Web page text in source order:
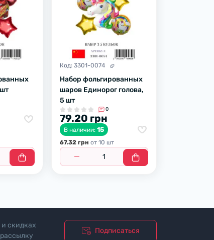
Код: 3301-0074
Набор фольгированных
шаров Единорог голова,
5 шт
0
79.20 грн
В наличии: 15
67.32 грн от 10 шт
скидках
Подписаться